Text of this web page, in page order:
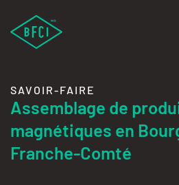
SAVOIR-FAIRE
Assemblage de
magnétiques en
Franche-Comté